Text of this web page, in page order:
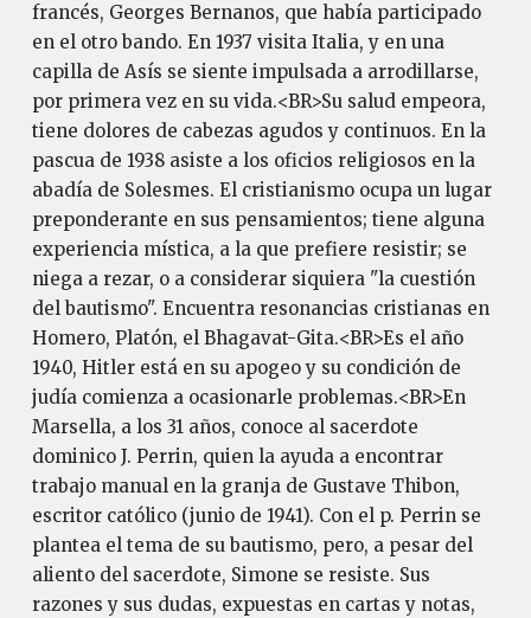
francés, Georges Bernanos, que había participado
en el otro bando. En 1937 visita Italia, y en una
capilla de Asís se siente impulsada a arrodillarse,
por primera vez en su vida.<BR>Su salud empeora,
tiene dolores de cabezas agudos y continuos. En la
pascua de 1938 asiste a los oficios religiosos en la
abadía de Solesmes. El cristianismo ocupa un lugar
preponderante en sus pensamientos; tiene alguna
experiencia mística, a la que prefiere resistir; se
niega a rezar, o a considerar siquiera "la cuestión
del bautismo". Encuentra resonancias cristianas en
Homero, Platón, el Bhagavat-Gita.<BR>Es el año
1940, Hitler está en su apogeo y su condición de
judía comienza a ocasionarle problemas.<BR>En
Marsella, a los 31 años, conoce al sacerdote
dominico J. Perrin, quien la ayuda a encontrar
trabajo manual en la granja de Gustave Thibon,
escritor católico (junio de 1941). Con el p. Perrin se
plantea el tema de su bautismo, pero, a pesar del
aliento del sacerdote, Simone se resiste. Sus
razones y sus dudas, expuestas en cartas y notas,